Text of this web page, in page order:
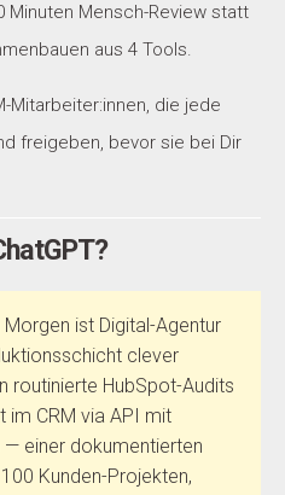
Minuten Mensch-Review statt
aus 4 Tools.
Mitarbeiter:innen, die jede
freigeben, bevor sie bei Dir
ist Digital-Agentur
clever
routinierte HubSpot-Audits
im CRM via API mit
— einer dokumentierten
Kunden-Projekten,